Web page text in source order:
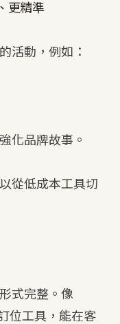
更精準
活動，例如：
化品牌故事。
從低成本工具切
式完整。像
位工具，能在客